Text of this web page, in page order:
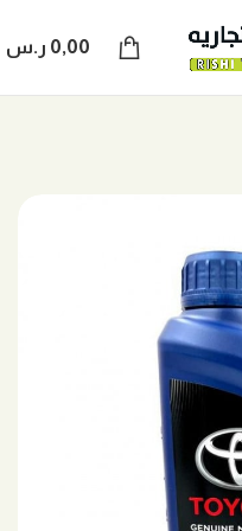
0,00 ر.س